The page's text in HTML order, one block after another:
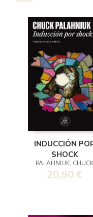
INDUCCIÓN
SHOCK
PALAHNIUK, CHUCK
20,90 €